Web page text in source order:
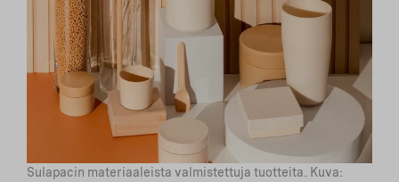
Sulapacin materiaaleista valmistettuja tuotteita. Kuva: